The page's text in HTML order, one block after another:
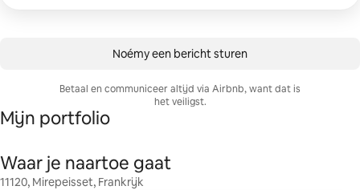
Noémy een bericht sturen
Betaal en communiceer altijd via Airbnb, want dat is
het veiligst.
Mijn portfolio
Waar je naartoe gaat
11120, Mirepeisset, Frankrijk